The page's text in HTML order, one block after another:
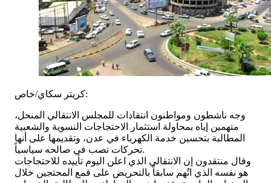
كريتر سكاي/خاص:
وجه ناشطون ومواطنون انتقادات للمجلس الانتقالي المنحل،
متهمين إياه بمحاولة استثمار الاحتجاجات النسوية والشعبية
المطالبة بتحسين خدمة الكهرباء في عدن، وتقديمها على أنها
تحركات تصب في صالحه سياسياً.
وقال منتقدون إن الانتقالي الذي اعلن اليوم تأييده للاحتجاجات
هو نفسه الذي اتُهم سابقاً بالتحريض على قمع المحتجين خلال